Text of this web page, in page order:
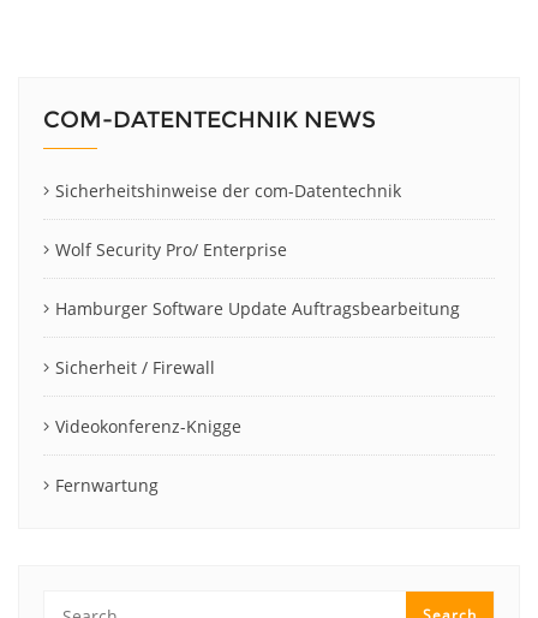
COM-DATENTECHNIK NEWS
Sicherheitshinweise der com-Datentechnik
Wolf Security Pro/ Enterprise
Hamburger Software Update Auftragsbearbeitung
Sicherheit / Firewall
Videokonferenz-Knigge
Fernwartung